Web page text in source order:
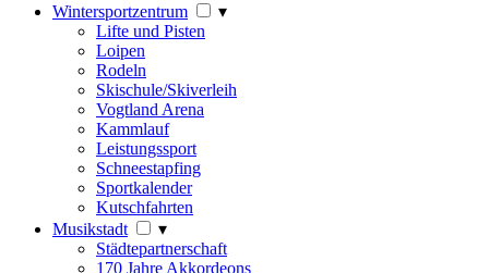
Wintersportzentrum
▾
Lifte und Pisten
Loipen
Rodeln
Skischule/Skiverleih
Vogtland Arena
Kammlauf
Leistungssport
Schneestapfing
Sportkalender
Kutschfahrten
Musikstadt
▾
Städtepartnerschaft
170 Jahre Akkordeons